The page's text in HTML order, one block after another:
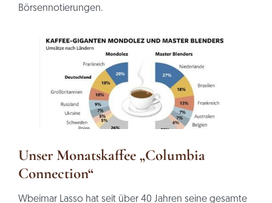
Börsennotierungen.
Unser Monatskaffee „Columbia
Connection“
Wbeimar Lasso hat seit über 40 Jahren seine gesamte